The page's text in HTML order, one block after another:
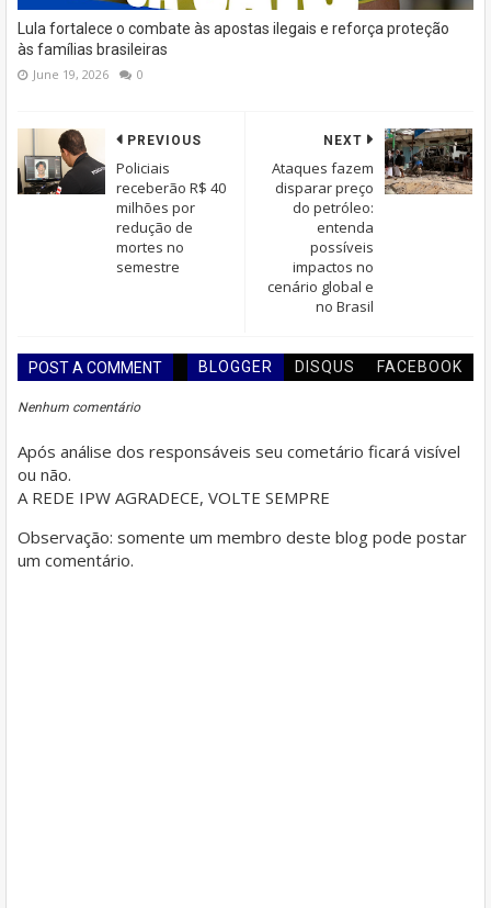
Lula fortalece o combate às apostas ilegais e reforça proteção
às famílias brasileiras
June 19, 2026 0
NEXT
Ataques fazem
disparar preço
do petróleo:
entenda
possíveis
impactos no
cenário global e
no Brasil
PREVIOUS
Policiais
receberão R$ 40
milhões por
redução de
mortes no
semestre
POST A COMMENT BLOGGER DISQUS FACEBOOK
Nenhum comentário
Após análise dos responsáveis seu cometário ficará visível
ou não.
A REDE IPW AGRADECE, VOLTE SEMPRE
Observação: somente um membro deste blog pode postar
um comentário.